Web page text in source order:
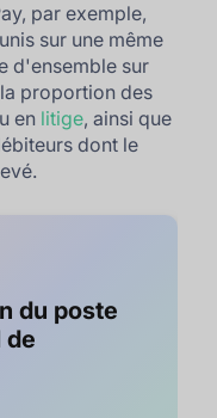
par exemple,
sur une même
d'ensemble sur
proportion des
en litige, ainsi que
dont le
du poste
de